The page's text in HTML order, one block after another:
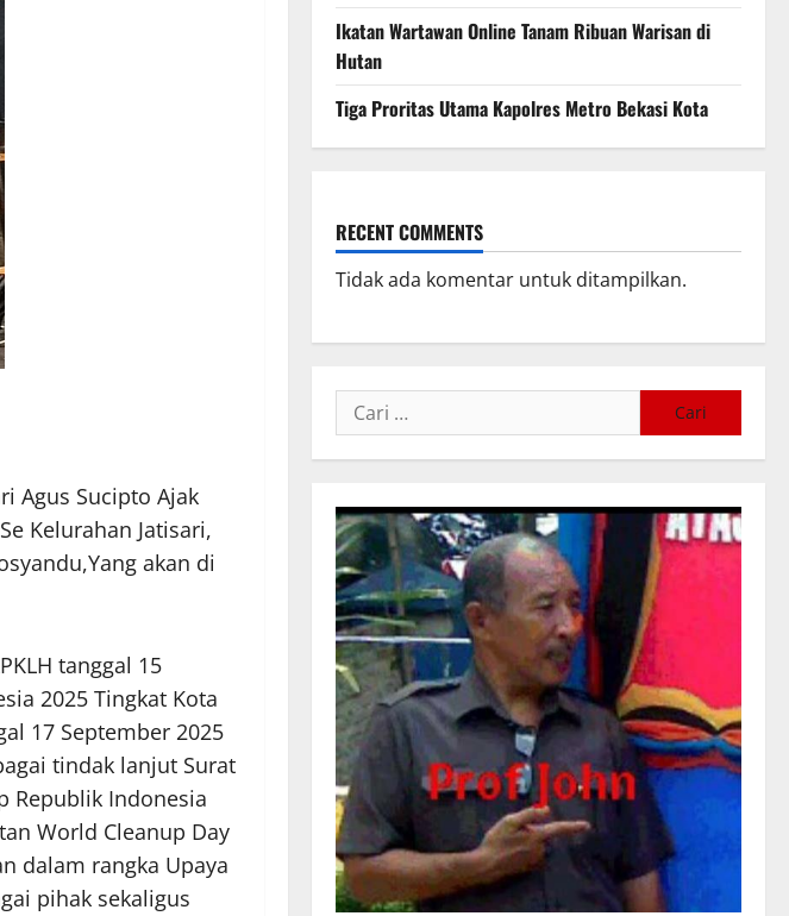
Agus Sucipto Ajak
Kelurahan Jatisari,
akan di
tanggal 15
2025 Tingkat Kota
17 September 2025
tindak lanjut Surat
Republik Indonesia
World Cleanup Day
dalam rangka Upaya
pihak sekaligus
Ikatan Wartawan Online Tanam Ribuan Warisan di
Hutan
Tiga Proritas Utama Kapolres Metro Bekasi Kota
RECENT COMMENTS
Tidak ada komentar untuk ditampilkan.